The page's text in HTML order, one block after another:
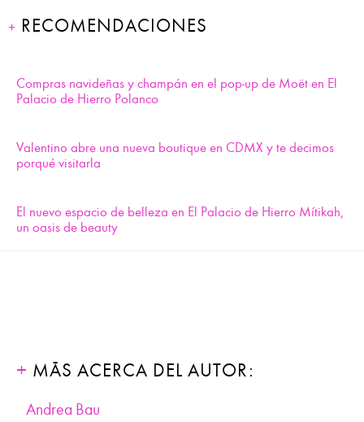
RECOMENDACIONES
Compras navideñas y champán en el pop-up de Moët en El
Palacio de Hierro Polanco
Valentino abre una nueva boutique en CDMX y te decimos
porqué visitarla
El nuevo espacio de belleza en El Palacio de Hierro Mítikah,
un oasis de beauty
MÁS ACERCA DEL AUTOR:
Andrea Bau